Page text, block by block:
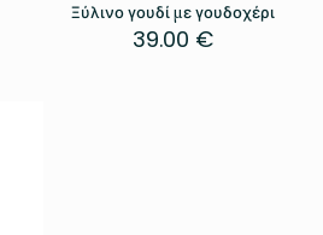
Ξύλινο γουδί με γουδοχέρι
39.00 €